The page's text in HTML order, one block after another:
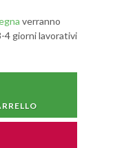
verranno
4 giorni lavorativi